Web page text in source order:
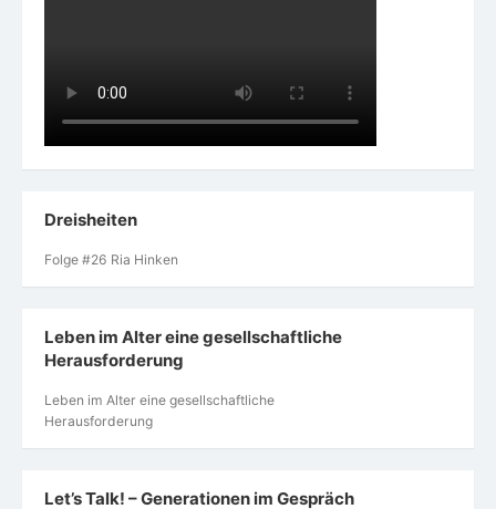
Dreisheiten
Folge #26 Ria Hinken
Leben im Alter eine gesellschaftliche
Herausforderung
Leben im Alter eine gesellschaftliche
Herausforderung
Let’s Talk! – Generationen im Gespräch